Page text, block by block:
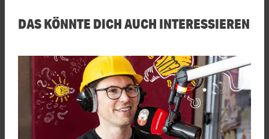
DAS KÖNNTE DICH AUCH INTERESSIEREN